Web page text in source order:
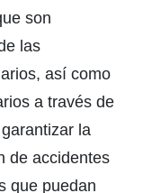
son
las
así como
a través de
la
de accidentes
que puedan